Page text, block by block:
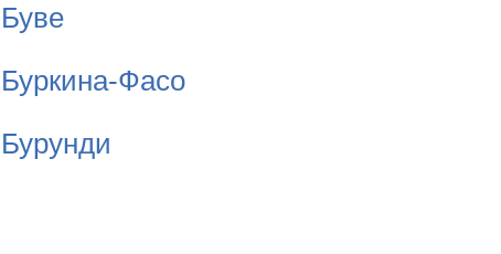
Буве
Буркина-Фасо
Бурунди